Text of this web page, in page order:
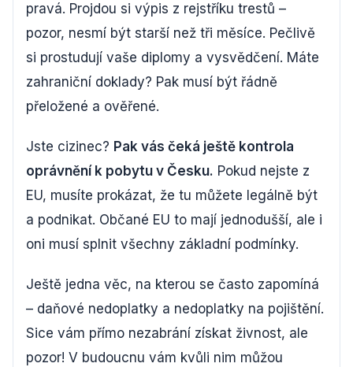
pravá. Projdou si výpis z rejstříku trestů –
pozor, nesmí být starší než tři měsíce. Pečlivě
si prostudují vaše diplomy a vysvědčení. Máte
zahraniční doklady? Pak musí být řádně
přeložené a ověřené.
Jste cizinec? Pak vás čeká ještě kontrola
oprávnění k pobytu v Česku. Pokud nejste z
EU, musíte prokázat, že tu můžete legálně být
a podnikat. Občané EU to mají jednodušší, ale i
oni musí splnit všechny základní podmínky.
Ještě jedna věc, na kterou se často zapomíná
– daňové nedoplatky a nedoplatky na pojištění.
Sice vám přímo nezabrání získat živnost, ale
pozor! V budoucnu vám kvůli nim můžou